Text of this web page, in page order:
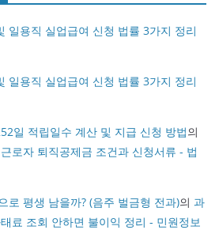
일용직 실업급여 신청 법률 3가지 정리
일용직 실업급여 신청 법률 3가지 정리
일 적립일수 계산 및 지급 신청 방법의
로자 퇴직공제금 조건과 신청서류 - 법
로 평생 남을까? (음주 벌금형 전과)의 과
료 조회 안하면 불이익 정리 - 민원정보